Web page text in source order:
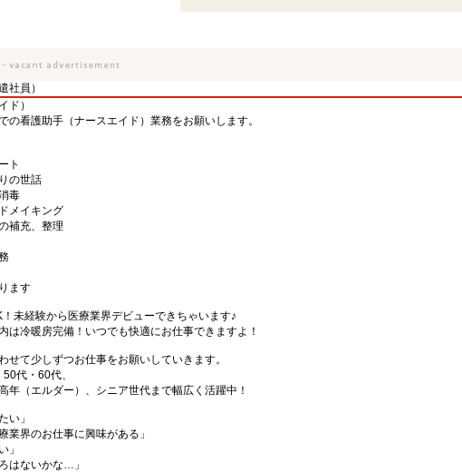
社員）
ド）
の看護助手（ナースエイド）業務をお願いします。
ト
の世話
毒
メイキング
補充、整理
ます
未経験から医療業界デビューできちゃいます♪
は冷暖房完備！いつでも快適にお仕事できますよ！
せて少しずつお仕事をお願いしていきます。
代・60代、
年（エルダー）、シニア世代まで幅広く活躍中！
い」
業界のお仕事に興味がある」
」
はないかな…」